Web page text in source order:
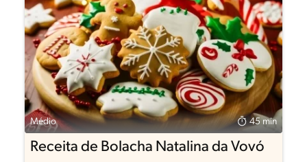
Médio 45 min
Receita de Bolacha Natalina da Vovó